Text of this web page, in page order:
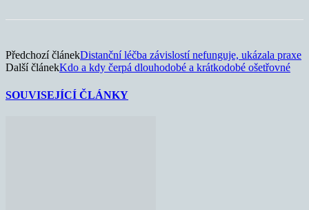
Předchozí článekDistanční léčba závislostí nefunguje, ukázala praxe
Další článekKdo a kdy čerpá dlouhodobé a krátkodobé ošetřovné
SOUVISEJÍCÍ ČLÁNKY